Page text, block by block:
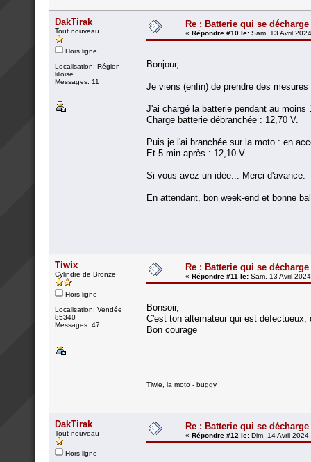
DakTirak
Tout nouveau
Hors ligne
Localisation: Région
lilloise
Messages: 11
Re : Batterie qui se
« Répondre #10 le: Sam. 13 Avril
Bonjour,
Je viens (enfin) de prendre des
J'ai chargé la batterie pendant au moins
Charge batterie débranchée : 12,70 V.
Puis je l'ai branchée sur la moto : en
Et 5 min après : 12,10 V.
Si vous avez un idée... Merci d'avance.
En attendant, bon week-end et bonne
Tiwix
Cylindre de Bronze
Hors ligne
Localisation: Vendée
85340
Messages: 47
Re : Batterie qui se
« Répondre #11 le: Sam. 13 Avril
Bonsoir,
C'est ton alternateur qui est
Bon courage
Tiwie, la moto - buggy
DakTirak
Tout nouveau
Hors ligne
Re : Batterie qui se
« Répondre #12 le: Dim. 14 Avril